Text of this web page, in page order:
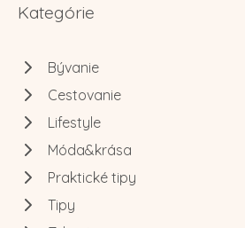
Kategórie
Bývanie
Cestovanie
Lifestyle
Móda&krása
Praktické tipy
Tipy